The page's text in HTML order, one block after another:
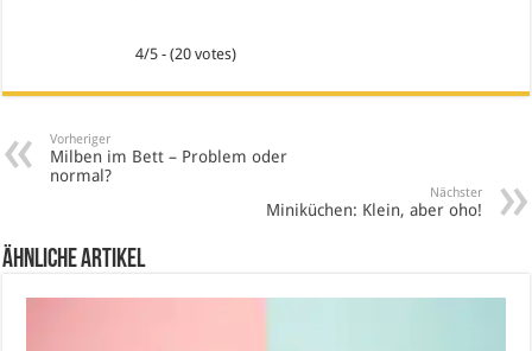
4/5 - (20 votes)
Vorheriger
Milben im Bett – Problem oder
normal?
Nächster
Miniküchen: Klein, aber oho!
Ähnliche Artikel